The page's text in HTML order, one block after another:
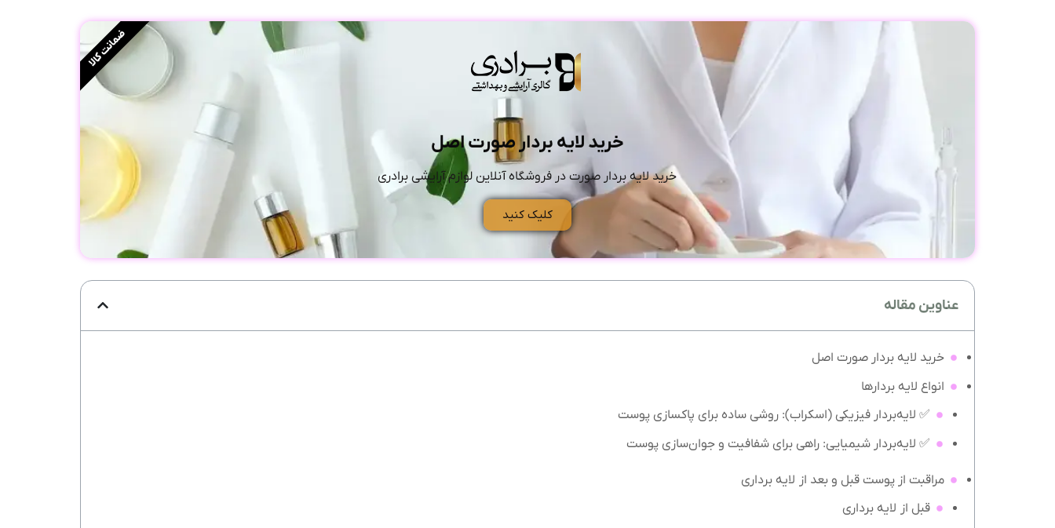
خرید لایه بردار صورت اصل
خرید لایه بردار صورت در فروشگاه آنلاین لوازم آرایشی برادری
کلیک کنید
ضمانت کالا
عناوین مقاله
خرید لایه بردار صورت اصل
انواع لایه بردارها
✅ لایه‌بردار فیزیکی (اسکراب): روشی ساده برای پاکسازی پوست
✅ لایه‌بردار شیمیایی: راهی برای شفافیت و جوان‌سازی پوست
مراقبت از پوست قبل و بعد از لایه برداری
قبل از لایه برداری